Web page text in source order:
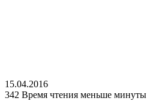
15.04.2016
342 Время чтения меньше минуты